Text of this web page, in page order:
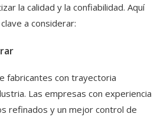
la calidad y la confiabilidad. Aquí
a considerar:
fabricantes con trayectoria
Las empresas con experiencia
refinados y un mejor control de